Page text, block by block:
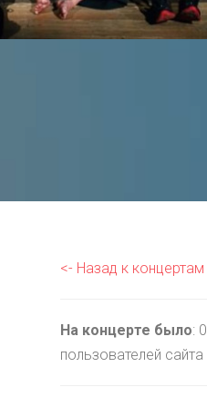
<- Назад к концертам
На концерте было: 0
пользователей сайта